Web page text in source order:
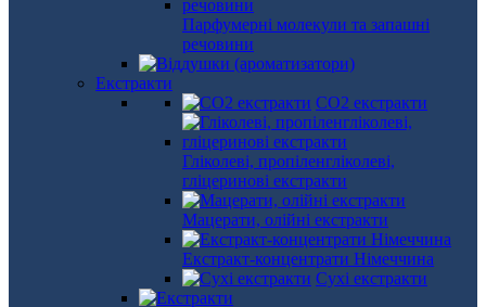
Парфумерні молекули та запашні
речовини
Екстракти
СО2 екстракти
Гліколеві, пропіленгліколеві,
гліцеринові екстракти
Мацерати, олійні екстракти
Екстракт-концентрати Німеччина
Сухі екстракти